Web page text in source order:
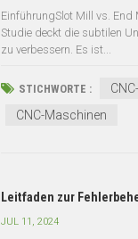
EinführungSlot Mill vs.
Studie deckt die subtilen
zu verbessern. Es ist...
STICHWORTE :
CNC-Maschinen
Leitfaden zur
JUL 11, 2024